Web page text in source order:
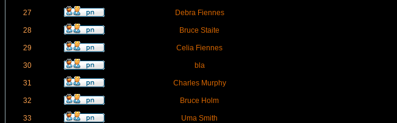
27 Debra Fiennes
28 Bruce Staite
29 Celia Fiennes
30 bla
31 Charles Murphy
32 Bruce Holm
33 Uma Smith